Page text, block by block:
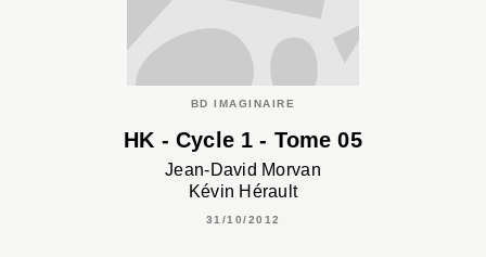
BD IMAGINAIRE
HK - Cycle 1 - Tome 05
Jean-David Morvan
Kévin Hérault
31/10/2012